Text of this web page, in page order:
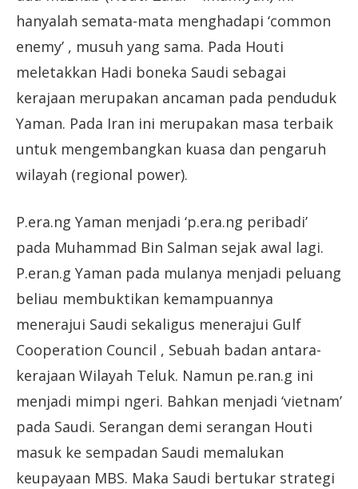
hanyalah semata-mata menghadapi ‘common
enemy’ , musuh yang sama. Pada Houti
meletakkan Hadi boneka Saudi sebagai
kerajaan merupakan ancaman pada penduduk
Yaman. Pada Iran ini merupakan masa terbaik
untuk mengembangkan kuasa dan pengaruh
wilayah (regional power).
P.era.ng Yaman menjadi ‘p.era.ng peribadi’
pada Muhammad Bin Salman sejak awal lagi.
P.eran.g Yaman pada mulanya menjadi peluang
beliau membuktikan kemampuannya
menerajui Saudi sekaligus menerajui Gulf
Cooperation Council , Sebuah badan antara-
kerajaan Wilayah Teluk. Namun pe.ran.g ini
menjadi mimpi ngeri. Bahkan menjadi ‘vietnam’
pada Saudi. Serangan demi serangan Houti
masuk ke sempadan Saudi memalukan
keupayaan MBS. Maka Saudi bertukar strategi